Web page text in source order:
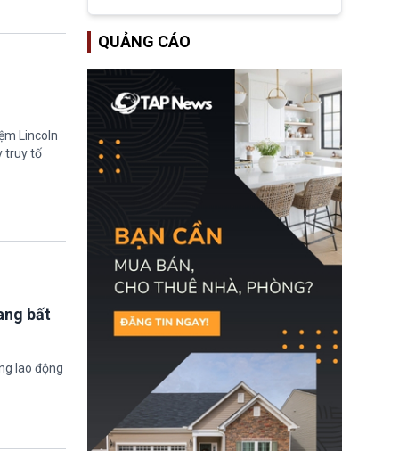
Lincoln
truy tố
bất
lao động
Zealand đang mở ra
gan B hoặc viêm gan C
sẽ không còn bị mặc
định không đáp ứng tiêu
chuẩn sức khỏe chỉ vì
chi phí điều trị khi nộp hồ
sơ xin visa cư trú.
QUẢNG CÁO